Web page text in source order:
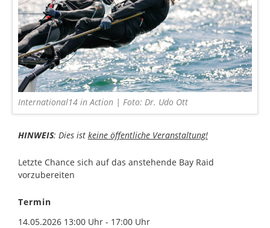
International14 in Action | Foto: Dr. Udo Ott
HINWEIS: Dies ist keine öffentliche Veranstaltung!
Letzte Chance sich auf das anstehende Bay Raid
vorzubereiten
Termin
14.05.2026 13:00 Uhr - 17:00 Uhr